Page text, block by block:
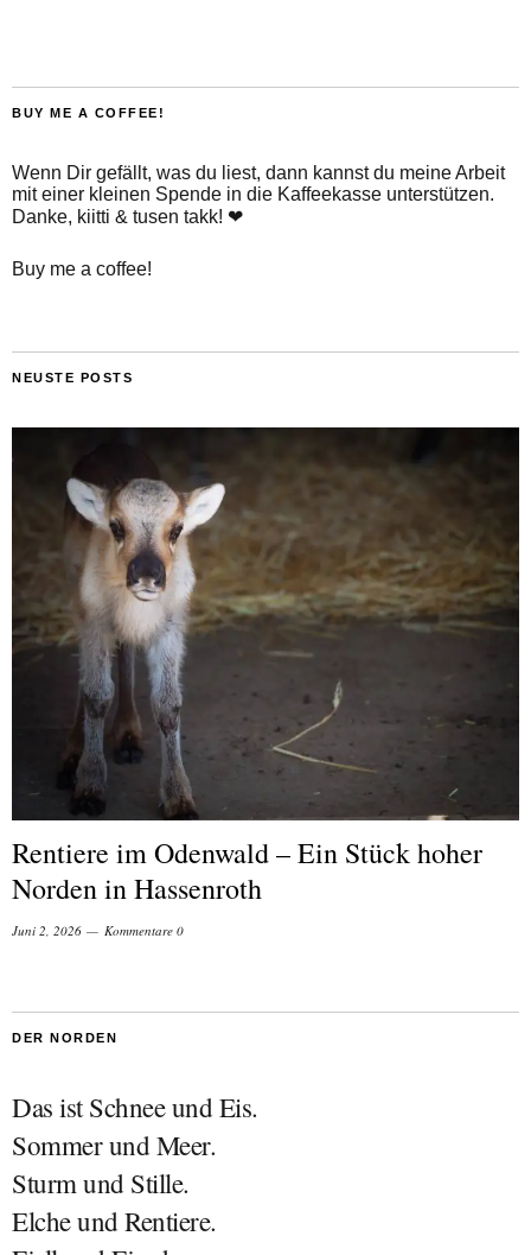
BUY ME A COFFEE!
Wenn Dir gefällt, was du liest, dann kannst du meine Arbeit
mit einer kleinen Spende in die Kaffeekasse unterstützen.
Danke, kiitti & tusen takk! ❤
Buy me a coffee!
NEUSTE POSTS
Rentiere im Odenwald – Ein Stück hoher
Norden in Hassenroth
Juni 2, 2026 Kommentare 0
DER NORDEN
Das ist Schnee und Eis.
Sommer und Meer.
Sturm und Stille.
Elche und Rentiere.